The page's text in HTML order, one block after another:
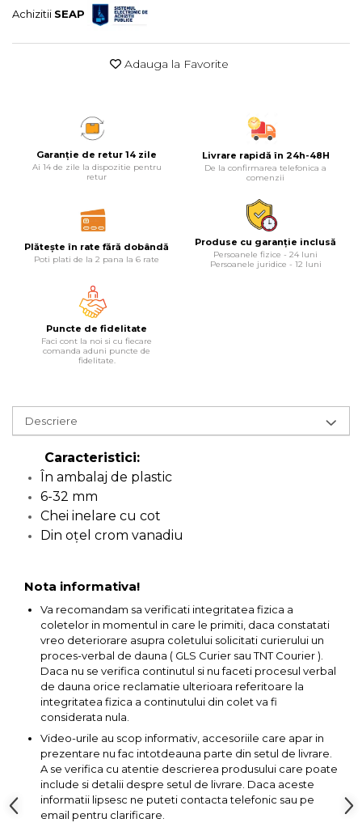
Corpuri de Iluminat
Echipamente Pentru Service-uri
Auto
Manometru
Antifurt Bicicleta
Densimetru
Accesorii Auto
Tester Baterie Auto
Cheie Roti
Cheie Bujii
Cheie Filtru Ulei
Capre & Suporti Auto
Pat Mobil Auto
Cric Hidraulic
Chei Tubulare
Multimetru Digital
Bara Tractare Auto
(combustibil)
Presa Hidraulica Tinichigerie
& Suruburi
Extractor Rulmenti
Cabluri
Achizitii SEAP
Adauga la Favorite
Garanție de retur 14 zile
Ai 14 de zile la dispozitie pentru
retur
Livrare rapidă în 24h-48H
De la confirmarea telefonica a
comenzii
Plătește în rate fără dobândă
Poti plati de la 2 pana la 6 rate
Produse cu garanție inclusă
Persoanele fizice - 24 luni
Persoanele juridice - 12 luni
Puncte de fidelitate
Faci cont la noi si cu fiecare
comanda aduni puncte de
fidelitate.
Descriere
Caracteristici:
În ambalaj de plastic
6-32 mm
Chei inelare cu cot
Din oţel crom vanadiu
Nota informativa!
Va recomandam sa verificati integritatea fizica a
coletelor in momentul in care le primiti, daca constatati
vreo deteriorare asupra coletului solicitati curierului un
proces-verbal de dauna ( GLS Curier sau TNT Courier ).
Daca nu se verifica continutul si nu faceti procesul verbal
de dauna orice reclamatie ulterioara referitoare la
integritatea fizica a continutului din colet va fi
considerata nula.
Video-urile au scop informativ, accesoriile care apar in
prezentare nu fac intotdeauna parte din setul de livrare.
A se verifica cu atentie descrierea produsului care poate
include si detalii despre setul de livrare. Daca aceste
informatii lipsesc ne puteti contacta telefonic sau pe
email pentru clarificare.